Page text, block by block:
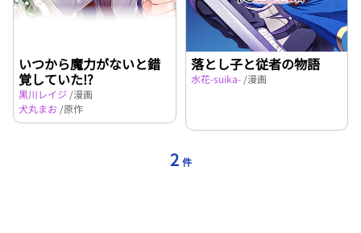
いつから魔力がないと錯
覚していた!?
黒川レイジ /漫画
犬丸まお /原作
落とし子と従者の物語
水花-suika- /漫画
2 件